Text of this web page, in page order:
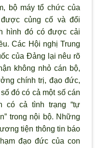
bộ máy tổ chức của
củng cố và đổi
hình đó có được cải
Các Hội nghị Trung
của Đảng lại nêu rõ
không nhỏ cán bộ,
chính trị, đạo đức,
đó có cả một số cán
có cả tình trạng “tự
trong nội bộ. Những
tiện thông tin báo
đạo đức của con